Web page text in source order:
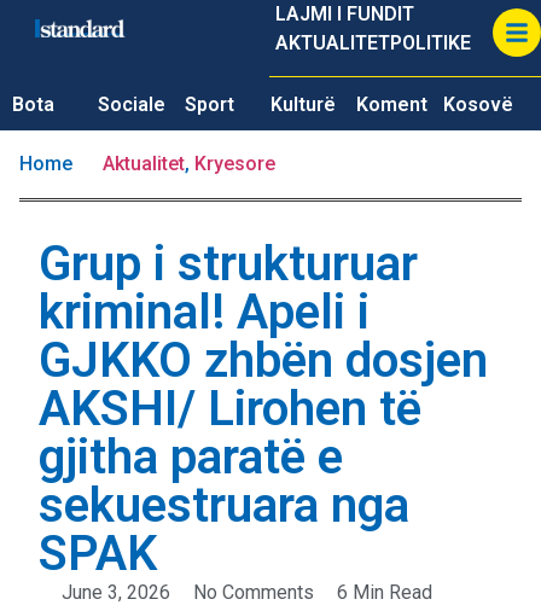
LAJMI I FUNDIT
AKTUALITETPOLITIKE
Bota Sociale Sport Kulturë Koment Kosovë
Home Aktualitet, Kryesore
Grup i strukturuar
kriminal! Apeli i
GJKKO zhbën dosjen
AKSHI/ Lirohen të
gjitha paratë e
sekuestruara nga
SPAK
June 3, 2026 No Comments 6 Min Read